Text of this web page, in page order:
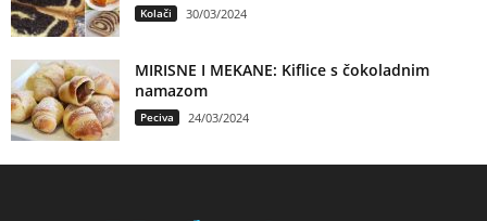
Kolači 30/03/2024
MIRISNE I MEKANE: Kiflice s čokoladnim
namazom
Peciva 24/03/2024